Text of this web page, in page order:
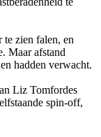
te zien falen, en
Maar afstand
hadden verwacht.
Liz Tomfordes
spin-off,